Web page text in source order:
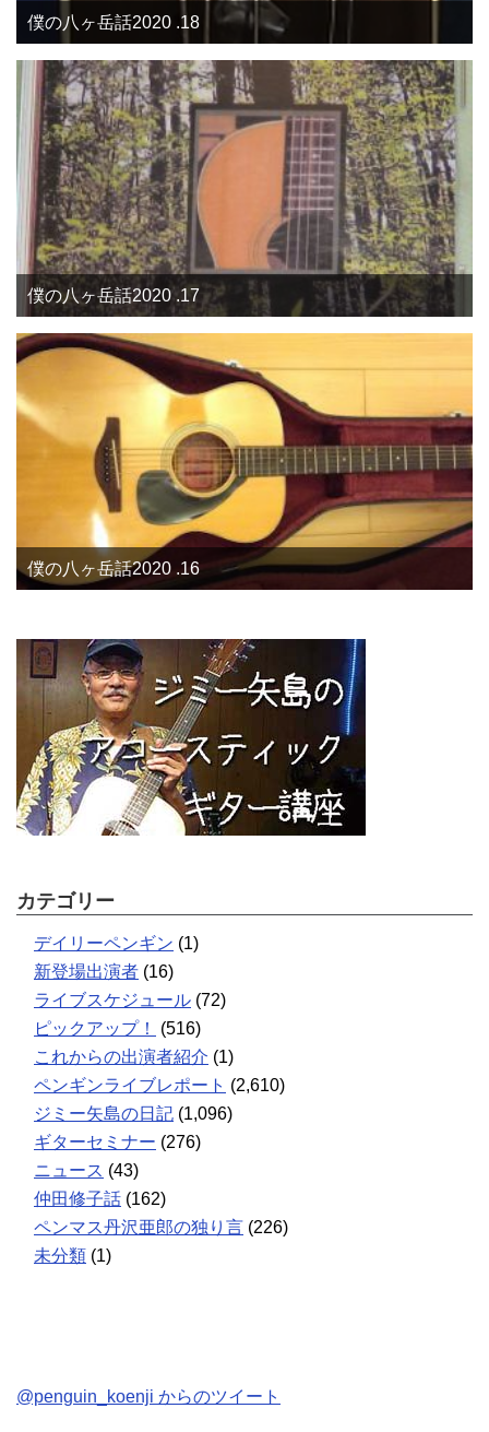
僕の八ヶ岳話2020 .18
僕の八ヶ岳話2020 .17
僕の八ヶ岳話2020 .16
カテゴリー
デイリーペンギン (1)
新登場出演者 (16)
ライブスケジュール (72)
ピックアップ！
(516)
これからの出演者紹介 (1)
ペンギンライブレポート (2,610)
ジミー矢島の日記 (1,096)
ギターセミナー (276)
ニュース (43)
仲田修子話 (162)
ペンマス丹沢亜郎の独り言 (226)
未分類 (1)
@penguin_koenji からのツイート